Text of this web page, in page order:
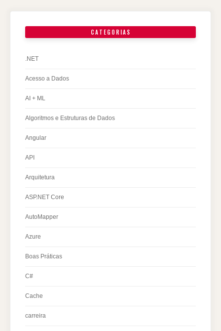
CATEGORIAS
.NET
Acesso a Dados
AI + ML
Algoritmos e Estruturas de Dados
Angular
API
Arquitetura
ASP.NET Core
AutoMapper
Azure
Boas Práticas
C#
Cache
carreira